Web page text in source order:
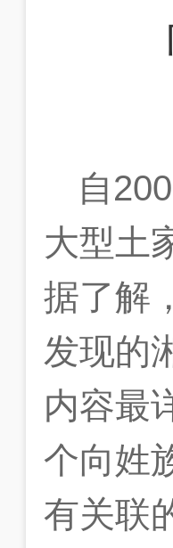
自
大型土
据了解
发现的
内容最
个向姓
有关联